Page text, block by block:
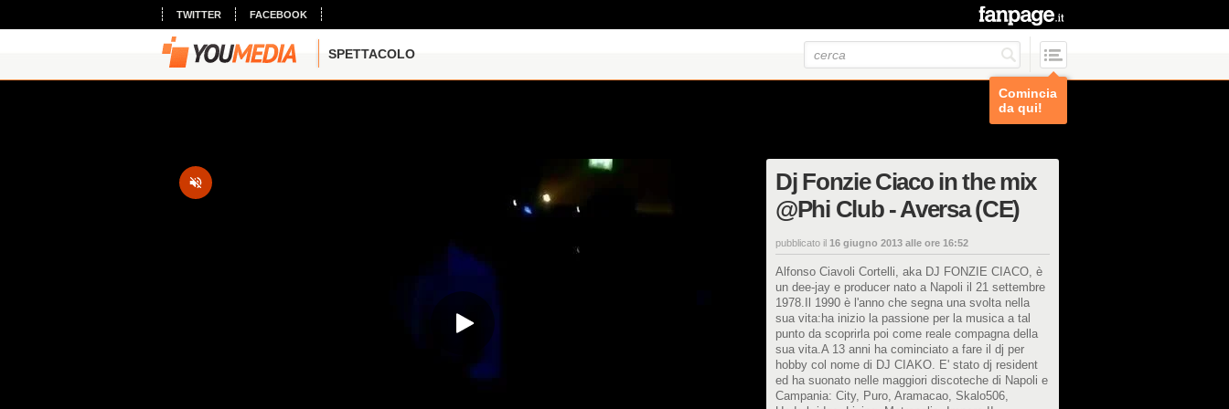
TWITTER FACEBOOK
SPETTACOLO
Comincia
da qui!
Dj Fonzie Ciaco in the mix
@Phi Club - Aversa (CE)
pubblicato il 16 giugno 2013 alle ore 16:52
Alfonso Ciavoli Cortelli, aka DJ FONZIE CIACO, è
un dee-jay e producer nato a Napoli il 21 settembre
1978.Il 1990 è l'anno che segna una svolta nella
sua vita:ha inizio la passione per la musica a tal
punto da scoprirla poi come reale compagna della
sua vita.A 13 anni ha cominciato a fare il dj per
hobby col nome di DJ CIAKO. E' stato dj resident
ed ha suonato nelle maggiori discoteche di Napoli e
Campania: City, Puro, Aramacao, Skalo506,